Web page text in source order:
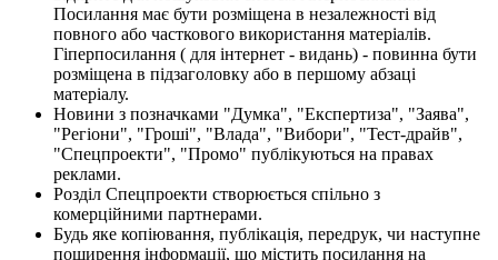
Посилання має бути розміщена в незалежності від
повного або часткового використання матеріалів.
Гіперпосилання ( для інтернет - видань) - повинна бути
розміщена в підзаголовку або в першому абзаці
матеріалу.
Новини з позначками "Думка", "Експертиза", "Заява",
"Регіони", "Гроші", "Влада", "Вибори", "Тест-драйв",
"Спецпроекти", "Промо" публікуються на правах
реклами.
Розділ Спецпроекти створюється спільно з
комерційними партнерами.
Будь яке копіювання, публікація, передрук, чи наступне
поширення інформації, що містить посилання на